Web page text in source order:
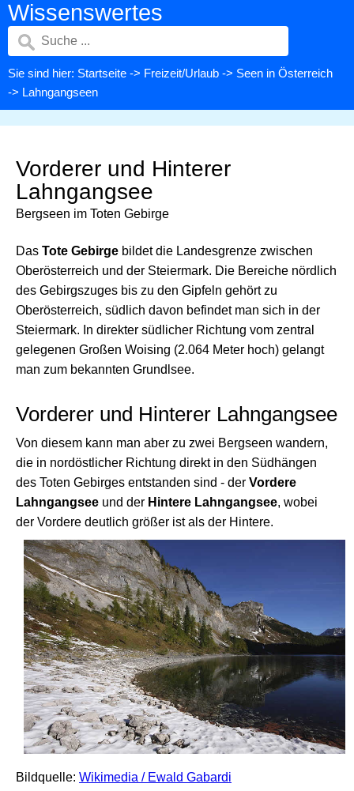
Wissenswertes
Sie sind hier: Startseite -> Freizeit/Urlaub -> Seen in Österreich
-> Lahngangseen
Vorderer und Hinterer
Lahngangsee
Bergseen im Toten Gebirge
Das Tote Gebirge bildet die Landesgrenze zwischen
Oberösterreich und der Steiermark. Die Bereiche nördlich
des Gebirgszuges bis zu den Gipfeln gehört zu
Oberösterreich, südlich davon befindet man sich in der
Steiermark. In direkter südlicher Richtung vom zentral
gelegenen Großen Woising (2.064 Meter hoch) gelangt
man zum bekannten Grundlsee.
Vorderer und Hinterer Lahngangsee
Von diesem kann man aber zu zwei Bergseen wandern,
die in nordöstlicher Richtung direkt in den Südhängen
des Toten Gebirges entstanden sind - der Vordere
Lahngangsee und der Hintere Lahngangsee, wobei
der Vordere deutlich größer ist als der Hintere.
Bildquelle: Wikimedia / Ewald Gabardi